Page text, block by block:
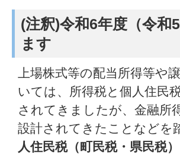
(注釈)令和6年度（令和
ます
上場株式等の配当所得等や
いては、所得税と個人住民
されてきましたが、金融所
設計されてきたことなどを
人住民税（町民税・県民税